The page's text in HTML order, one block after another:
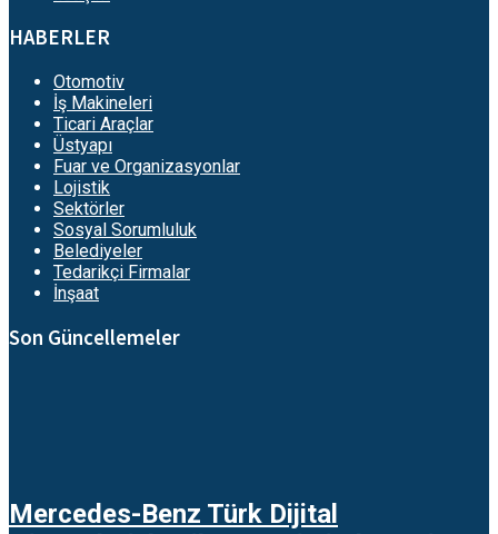
HABERLER
Otomotiv
İş Makineleri
Ticari Araçlar
Üstyapı
Fuar ve Organizasyonlar
Lojistik
Sektörler
Sosyal Sorumluluk
Belediyeler
Tedarikçi Firmalar
İnşaat
Son Güncellemeler
Mercedes-Benz Türk Dijital